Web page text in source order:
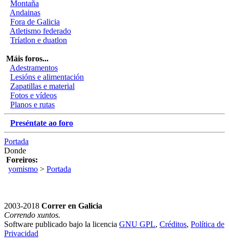
Montaña
Andainas
Fora de Galicia
Atletismo federado
Tríatlon e duatlon
Máis foros...
Adestramentos
Lesións e alimentación
Zapatillas e material
Fotos e vídeos
Planos e rutas
Preséntate ao foro
Portada
Donde
Foreiros:
yomismo > Portada
2003-2018 Correr en Galicia
Correndo xuntos.
Software publicado bajo la licencia GNU GPL, Créditos, Política de
Privacidad